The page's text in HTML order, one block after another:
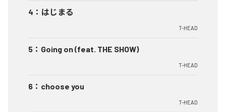
4 ： はじまる
T-HEAD
5 ： Going on (feat. THE SHOW)
T-HEAD
6 ： choose you
T-HEAD